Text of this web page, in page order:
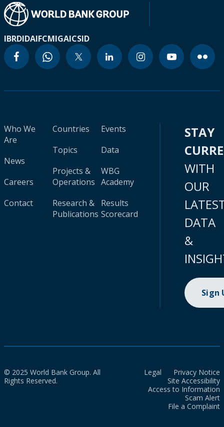
IBRDIDAIFCMIGAICSID
Who We
Are
News
Careers
Contact
Countries
Topics
Projects &
Operations
Research &
Publications
Events
Data
WBG
Academy
Results
Scorecard
STAY
WITH
OUR
DATA
&
Sign
© 2025 World Bank Group. All
Rights Reserved.
Legal
Privacy Notice
Site Accessibility
Access to Information
Scam Alert
File a Complaint